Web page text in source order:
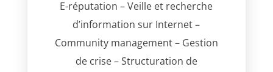
E-réputation – Veille et recherche
d’information sur Internet –
Community management – Gestion
de crise – Structuration de